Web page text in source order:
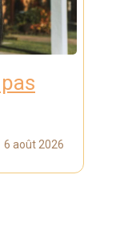
6 août 2026